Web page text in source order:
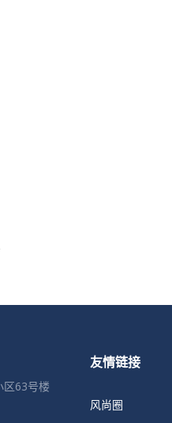
区63号楼
友情链接
风尚圈